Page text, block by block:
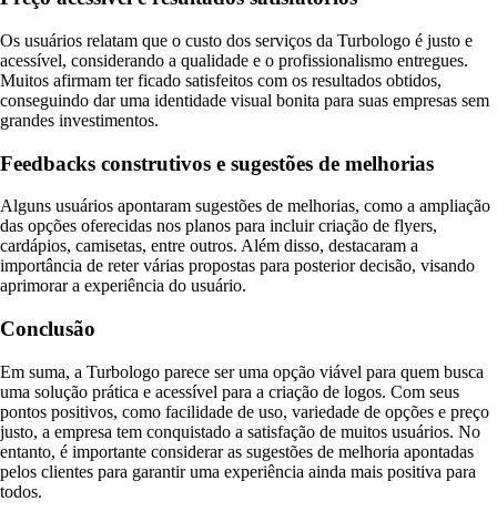
Os usuários relatam que o custo dos serviços da Turbologo é justo e
acessível, considerando a qualidade e o profissionalismo entregues.
Muitos afirmam ter ficado satisfeitos com os resultados obtidos,
conseguindo dar uma identidade visual bonita para suas empresas sem
grandes investimentos.
Feedbacks construtivos e sugestões de melhorias
Alguns usuários apontaram sugestões de melhorias, como a ampliação
das opções oferecidas nos planos para incluir criação de flyers,
cardápios, camisetas, entre outros. Além disso, destacaram a
importância de reter várias propostas para posterior decisão, visando
aprimorar a experiência do usuário.
Conclusão
Em suma, a Turbologo parece ser uma opção viável para quem busca
uma solução prática e acessível para a criação de logos. Com seus
pontos positivos, como facilidade de uso, variedade de opções e preço
justo, a empresa tem conquistado a satisfação de muitos usuários. No
entanto, é importante considerar as sugestões de melhoria apontadas
pelos clientes para garantir uma experiência ainda mais positiva para
todos.